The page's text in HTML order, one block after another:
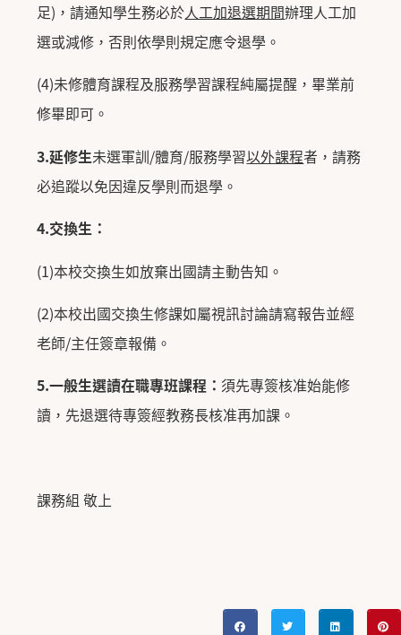
足) ，請通知學生務必於人工加退選期間辦理人工加
選或減修， 否則依學則規定應令退學。
(4)未修體育課程及服務學習課程純屬提醒，畢業前
修畢即可。
3.延修生未選軍訓/體育/服務學習以外課程者，請務
必追蹤以免因違反學則而退學。
4.交換生：
(1)本校交換生如放棄出國請主動告知。
(2)本校出國交換生修課如屬視訊討論請寫報告並經
老師/主任簽章報備。
5.一般生選讀在職專班課程： 須先專簽核准始能修
讀， 先退選待專簽經教務長核准再加課。
課務組 敬上